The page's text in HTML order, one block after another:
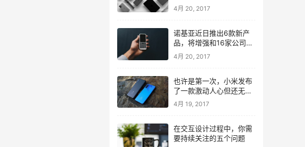
4月 20, 2017
诺基亚近日推出6款新产
品，将增强和16家公司合
作，VR领域发力明显
4月 20, 2017
也许是第一次，小米发布
了一款激动人心但还无法
量产的手机
4月 19, 2017
在交互设计过程中，你需
要持续关注的五个问题